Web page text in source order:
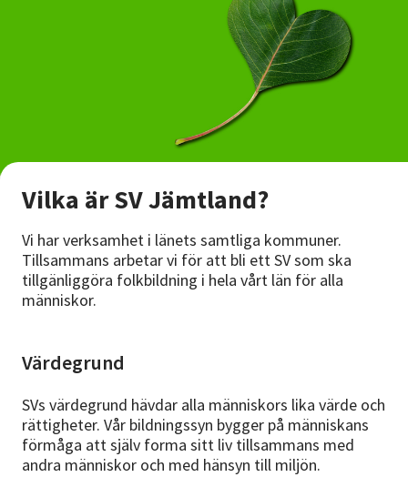
Lyssna
Vilka är SV Jämtland?
Vi har verksamhet i länets samtliga kommuner.
Tillsammans arbetar vi för att bli ett SV som ska
tillgänliggöra folkbildning i hela vårt län för alla
människor.
Värdegrund
SVs värdegrund hävdar alla människors lika värde och
rättigheter. Vår bildningssyn bygger på människans
förmåga att själv forma sitt liv tillsammans med
andra människor och med hänsyn till miljön.